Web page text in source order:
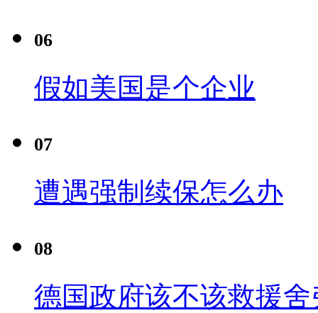
06
假如美国是个企业
07
遭遇强制续保怎么办
08
德国政府该不该救援舍